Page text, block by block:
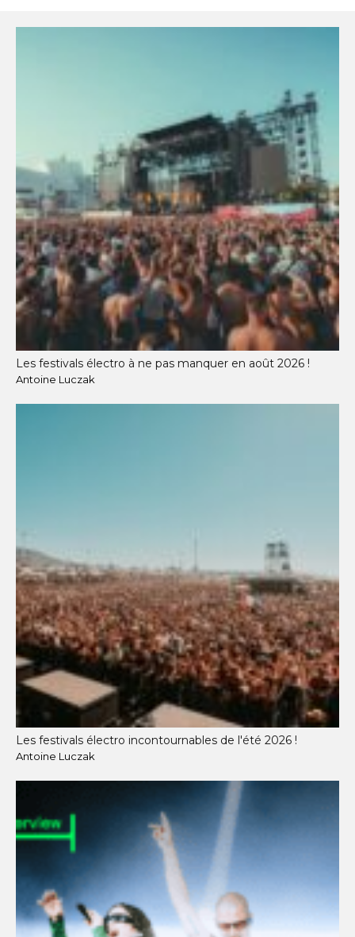
Les festivals électro à ne pas manquer en août 2026 !
Antoine Luczak
Les festivals électro incontournables de l'été 2026 !
Antoine Luczak